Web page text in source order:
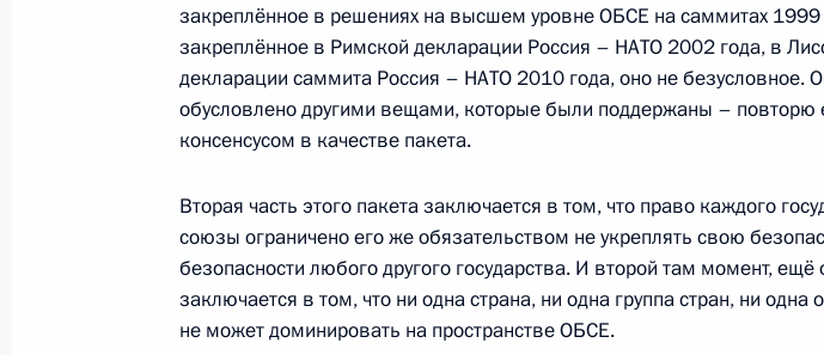
12 февраля 2022 года, 22:00
Телефонный разговор с Президентом Белоруссии Александром
12 февраля 2022 года, 18:45
Телефонный разговор с Президентом Франции Эммануэлем
закреплённое в решениях на высшем уровне ОБСЕ на саммитах 1999
закреплённое в Римской декларации Россия – НАТО 2002 года, в
декларации саммита Россия – НАТО 2010 года, оно не безусловное.
обусловлено другими вещами, которые были поддержаны –
консенсусом в качестве пакета.
Вторая часть этого пакета заключается в том, что право каждого
союзы ограничено его же обязательством не укреплять свою
безопасности любого другого государства. И второй там момент,
заключается в том, что ни одна страна, ни одна группа стран, ни одна
не может доминировать на пространстве ОБСЕ.